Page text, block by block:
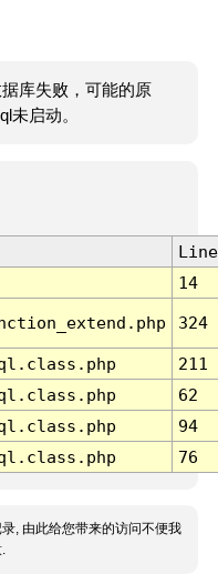
库失败，可能的原
未启动。
Line
14
324
211
62
94
76
, 由此给您带来的访问不便我